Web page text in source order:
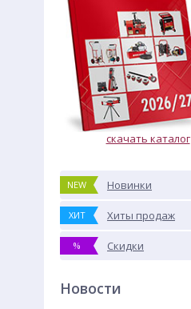
скачать каталог
NEW Новинки
ХИТ Хиты продаж
% Скидки
Новости